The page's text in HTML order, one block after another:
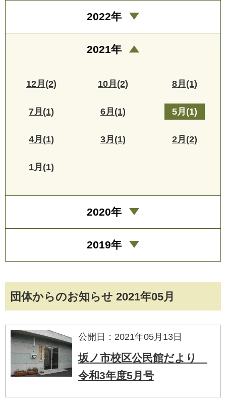
団体からのお知らせ 2021年05月
公開日：2021年05月13日
坂ノ市校区公民館だより
令和3年度5月号
2022年
2021年
12月(2) 10月(2) 8月(1)
7月(1) 6月(1) 5月(1)
4月(1) 3月(1) 2月(2)
1月(1)
2020年
2019年